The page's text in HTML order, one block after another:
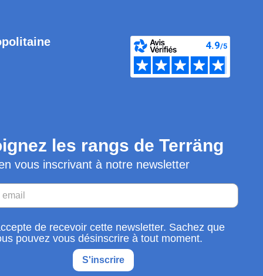
les rangs de Terräng
vous inscrivant à notre newsletter
de recevoir cette newsletter. Sachez que
pouvez vous désinscrire à tout moment.
S'inscrire